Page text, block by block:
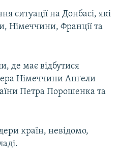
ситуації на Донбасі, які
Німеччини, Франції та
де має відбутися
Німеччини Анґели
Петра Порошенка та
країн, невідомо,